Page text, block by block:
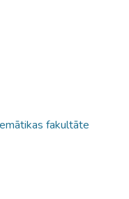
fakultāte